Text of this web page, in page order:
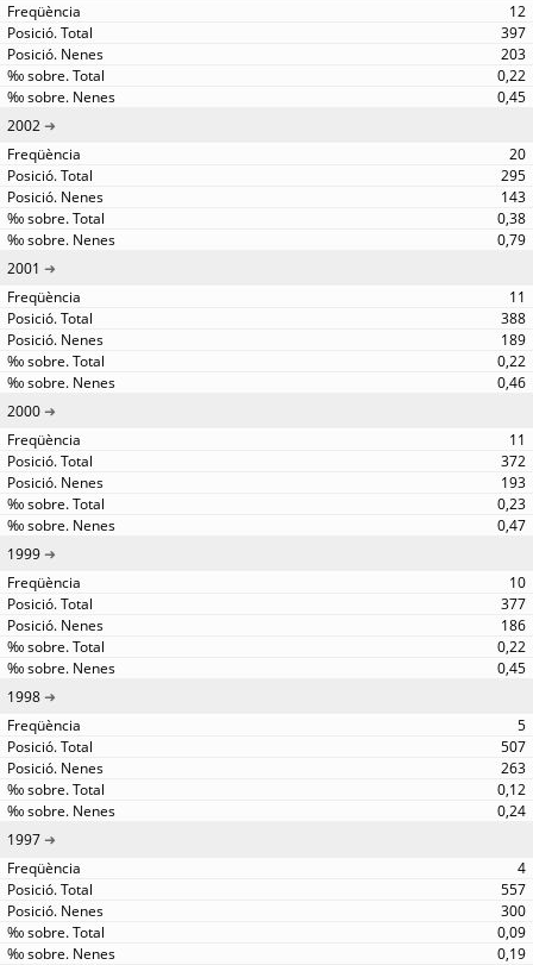
12
397
203
0,22
0,45
2002
20
295
143
0,38
0,79
2001
11
388
189
0,22
0,46
2000
11
372
193
0,23
0,47
1999
10
377
186
0,22
0,45
1998
5
507
263
0,12
0,24
1997
4
557
300
0,09
0,19